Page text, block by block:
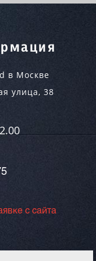
в Москве
улица, 38
с сайта